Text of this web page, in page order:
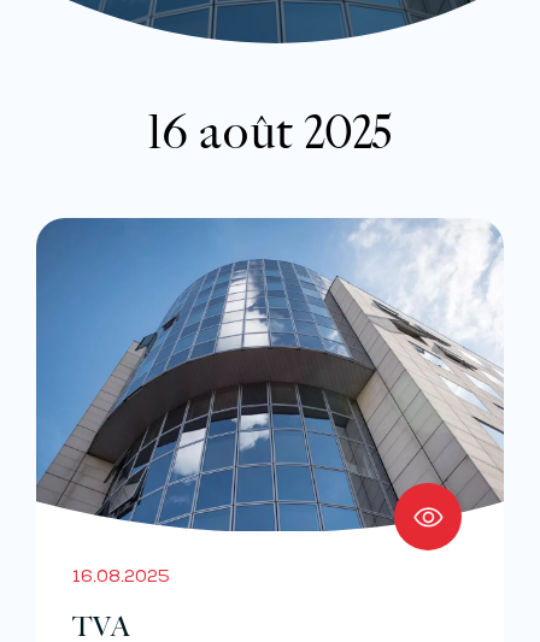
16 août 2025
16.08.2025
TVA